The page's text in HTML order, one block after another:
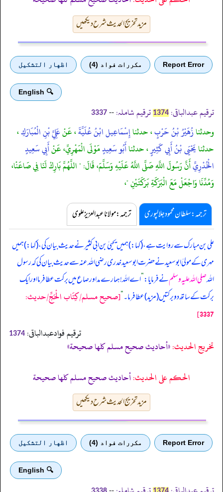
مزید تخریج الحدیث شرح دیکھیں
Report Error مكررات فواد (4) اظهار التشكيل
🔍 English
ترقیم عبدالباقی: 1374 ترقیم شاملہ: --
3337
وحدثنازُهَيْرُ بْنُ حَرْبٍ، حدثناإِسْمَاعِيل ابْنُ عُلَيَّةَ، عَنْعَلِيِّ بْنِ الْمُبَارَكِ،
حدثنايَحْيَى بْنُ أَبِي كَثِيرٍ، حدثناأَبُو سَعِيدٍمَوْلَى الْمَهْرِيِّ، عَنْأَبِي سَعِيدٍ
الْخُدْرِيِّأَنَّ رَسُولَ اللَّهِ صَلَّى اللَّهُ عَلَيْهِ وَسَلَّمَ، قَالَ: " اللَّهُمَّ بَارِكْ لَنَا فِي صَاعَنْا،
وَمُدِّنَا وَاجْعَلْ مَعَ الْبَرَكَةِ بَرَكَتَيْنِ "،
ترجمہ:سلطان محمود جلالپوری ترجمہ:مولانا عبدالعزیز علوی
علی بن مبارک سے روایت ہے، (کہا:) ہمیں یحییٰ بن ابی کثیر نے حدیث بیان کی، (کہا:) ہمیں
مہری کے مولیٰ ابوسعید نے حضرت ابوسعید خدری رضی اللہ عنہ سے حدیث بیان کی کہ رسول
اللہصلی اللہ علیہ وسلمنے فرمایا:”اے اللہ! ہمارے مد اور صاع میں برکت عطا فرما اور ایک
برکت کے ساتھ دو برکتیں (مزید) عطا فرما۔“[صحيح مسلم/كِتَاب الْحَجِّ/حدیث:
3337]
ترقیم فوادعبدالباقی: 1374
تخریج الحدیث:«أحاديث صحيح مسلم كلها صحيحة»
الحكم على الحديث:أحاديث صحيح مسلم كلها صحيحة
مزید تخریج الحدیث شرح دیکھیں
Report Error مكررات فواد (4) اظهار التشكيل
🔍 English